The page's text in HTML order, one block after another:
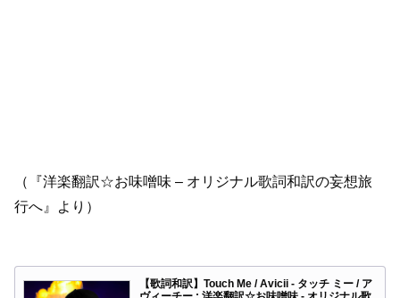
（『洋楽翻訳☆お味噌味 – オリジナル歌詞和訳の妄想旅
行へ』より）
【歌詞和訳】Touch Me / Avicii - タッチ ミー / ア